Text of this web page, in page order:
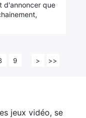
jeux vidéo, se
d'annoncer que
9 > >>